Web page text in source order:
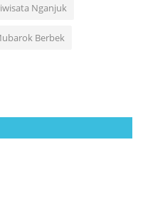
Nganjuk
Berbek